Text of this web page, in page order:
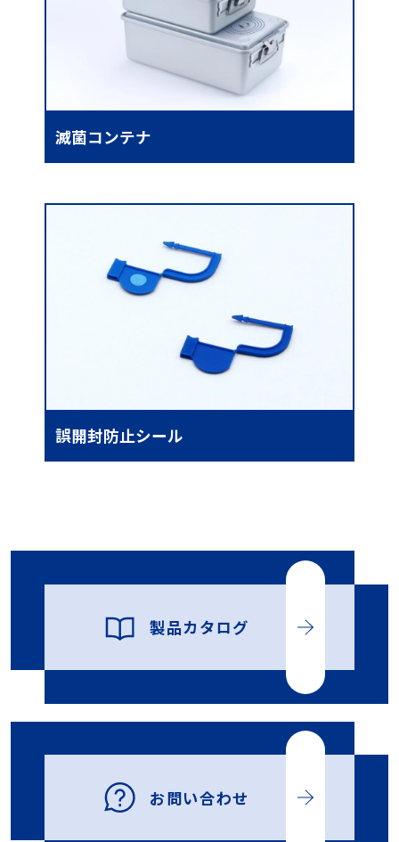
滅菌コンテナ
誤開封防止シール
製品カタログ
お問い合わせ